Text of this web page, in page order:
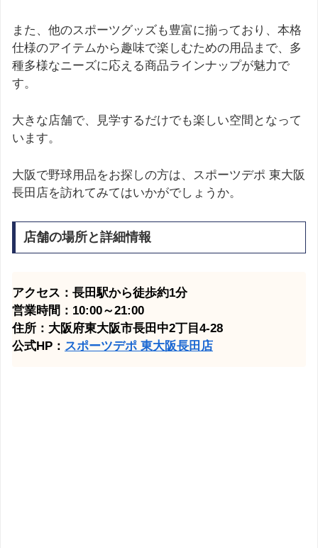
また、他のスポーツグッズも豊富に揃っており、本格
仕様のアイテムから趣味で楽しむための用品まで、多
種多様なニーズに応える商品ラインナップが魅力で
す。
大きな店舗で、見学するだけでも楽しい空間となって
います。
大阪で野球用品をお探しの方は、スポーツデポ 東大阪
長田店を訪れてみてはいかがでしょうか。
店舗の場所と詳細情報
アクセス：長田駅から徒歩約1分
営業時間：10:00～21:00
住所：大阪府東大阪市長田中2丁目4-28
公式HP： スポーツデポ 東大阪長田店